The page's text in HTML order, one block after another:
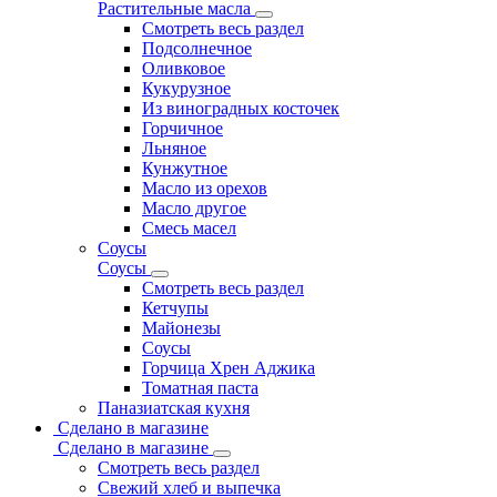
Растительные масла
Смотреть весь раздел
Подсолнечное
Оливковое
Кукурузное
Из виноградных косточек
Горчичное
Льняное
Кунжутное
Масло из орехов
Масло другое
Смесь масел
Соусы
Соусы
Смотреть весь раздел
Кетчупы
Майонезы
Соусы
Горчица Хрен Аджика
Томатная паста
Паназиатская кухня
Сделано в магазине
Сделано в магазине
Смотреть весь раздел
Свежий хлеб и выпечка